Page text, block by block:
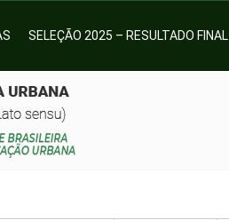
SELEÇÃO 2025 – RESULTADO FINAL